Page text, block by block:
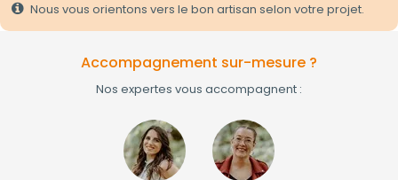
Nous vous orientons vers le bon artisan selon votre projet.
Accompagnement sur-mesure ?
Nos expertes vous accompagnent :